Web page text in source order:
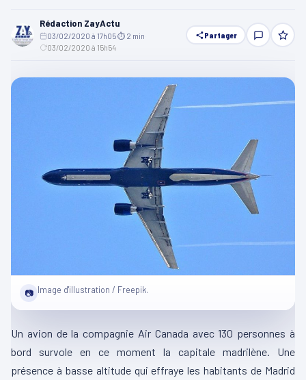
Rédaction ZayActu
03/02/2020 à 17h05⏱ 2 min
03/02/2020 à 15h54
Partager
📷 Image d'illustration / Freepik.
Un avion de la compagnie Air Canada avec 130 personnes à
bord survole en ce moment la capitale madrilène. Une
présence à basse altitude qui effraye les habitants de Madrid